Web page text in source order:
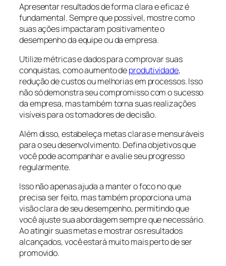
Apresentar resultados de forma clara e eficaz é
fundamental. Sempre que possível, mostre como
suas ações impactaram positivamente o
desempenho da equipe ou da empresa.
Utilize métricas e dados para comprovar suas
conquistas, como aumento deprodutividade,
redução de custos ou melhorias em processos. Isso
não só demonstra seu compromisso com o sucesso
da empresa, mas também torna suas realizações
visíveis para os tomadores de decisão.
Além disso, estabeleça metas claras e mensuráveis
para o seu desenvolvimento. Defina objetivos que
você pode acompanhar e avalie seu progresso
regularmente.
Isso não apenas ajuda a manter o foco no que
precisa ser feito, mas também proporciona uma
visão clara de seu desempenho, permitindo que
você ajuste sua abordagem sempre que necessário.
Ao atingir suas metas e mostrar os resultados
alcançados, você estará muito mais perto de ser
promovido.